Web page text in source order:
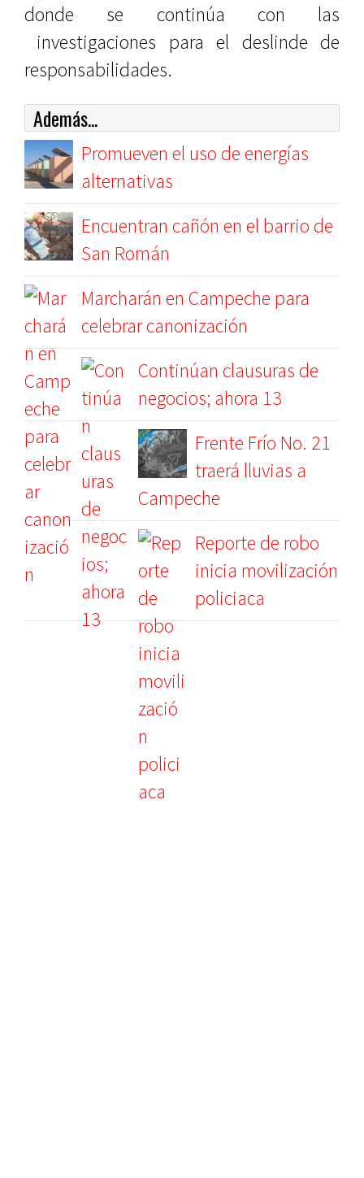
donde se continúa con las
investigaciones para el deslinde de
responsabilidades.
Además...
Promueven el uso de energías
alternativas
Encuentran cañón en el barrio de
San Román
Marcharán en Campeche para
celebrar canonización
Continúan clausuras de
negocios; ahora 13
Frente Frío No. 21
traerá lluvias a
Campeche
Reporte de robo
inicia movilización
policiaca